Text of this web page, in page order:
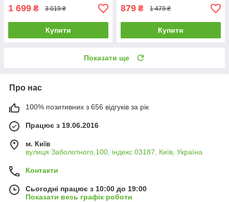
1 699 ₴ 3 019 ₴
Купити
879 ₴ 1 479 ₴
Купити
Показати ще
Про нас
100% позитивних з 656 відгуків за рік
Працює з 19.06.2016
м. Київ
вулиця Заболотного,100, індекс 03187, Київ, Україна
Контакти
Сьогодні працює з 10:00 до 19:00
Показати весь графік роботи